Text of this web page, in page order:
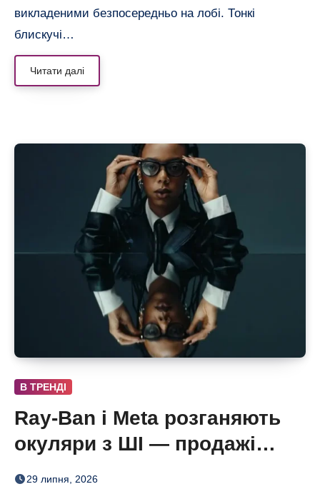
викладеними безпосередньо на лобі. Тонкі
блискучі…
Читати далі
В ТРЕНДІ
Ray-Ban і Meta розганяють
окуляри з ШІ — продажі
майже подвоїлися
29 липня, 2026